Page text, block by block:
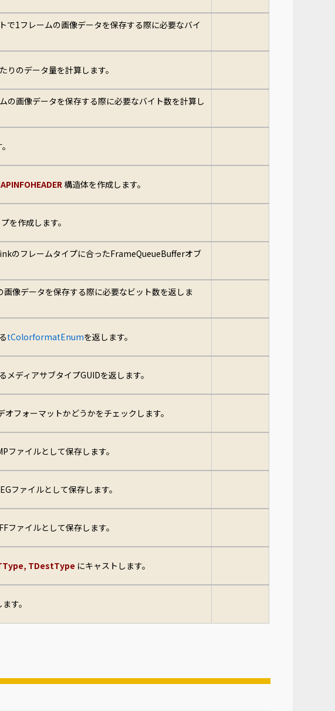
で1フレームの画像データを保存する際に必要なバイ
りのデータ量を計算します。
の画像データを保存する際に必要なバイト数を計算し
構造体を作成します。
を作成します。
のフレームタイプに合ったFrameQueueBufferオブ
像データを保存する際に必要なビット数を返しま
tColorformatEnumを返します。
ディアサブタイプGUIDを返します。
フォーマットかどうかをチェックします。
ファイルとして保存します。
ファイルとして保存します。
ファイルとして保存します。
TDestType にキャストします。
す。